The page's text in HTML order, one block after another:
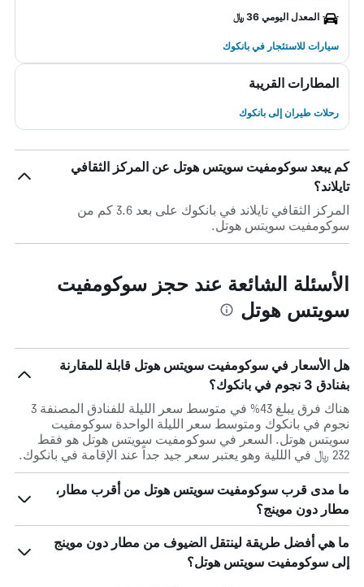
المعدل اليومي 36 ﷼
سيارات للاستئجار في بانكوك
المطارات القريبة
رحلات طيران إلى بانكوك
كم يبعد سوكومفيت سويتس هوتل عن المركز الثقافي
تايلاند؟
المركز الثقافي تايلاند في بانكوك على بعد 3.6 كم من
سوكومفيت سويتس هوتل.
الأسئلة الشائعة عند حجز سوكومفيت
سويتس هوتل
هل الأسعار في سوكومفيت سويتس هوتل قابلة للمقارنة
بفنادق 3 نجوم في بانكوك؟
هناك فرق يبلغ 43% في متوسط ​​سعر الليلة للفنادق المصنفة 3
نجوم في بانكوك ومتوسط ​​سعر الليلة الواحدة سوكومفيت
سويتس هوتل. السعر في سوكومفيت سويتس هوتل هو فقط
232 ﷼ في الللية وهو يعتبر سعر جيد جداً عند الإقامة في بانكوك.
ما مدى قرب سوكومفيت سويتس هوتل من أقرب مطار،
مطار دون موينج؟
ما هي أفضل طريقة لينتقل الضيوف من مطار دون موينج
إلى سوكومفيت سويتس هوتل؟